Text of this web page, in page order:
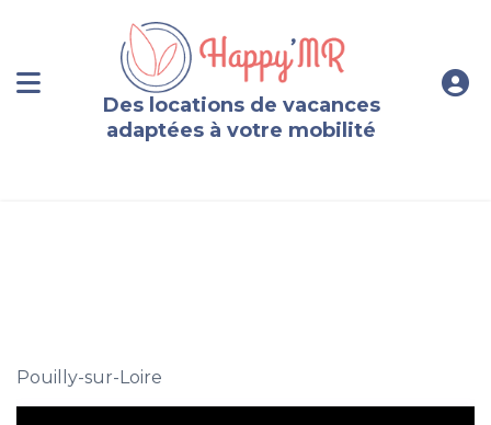
Des locations de vacances
adaptées à votre mobilité
Pouilly-sur-Loire